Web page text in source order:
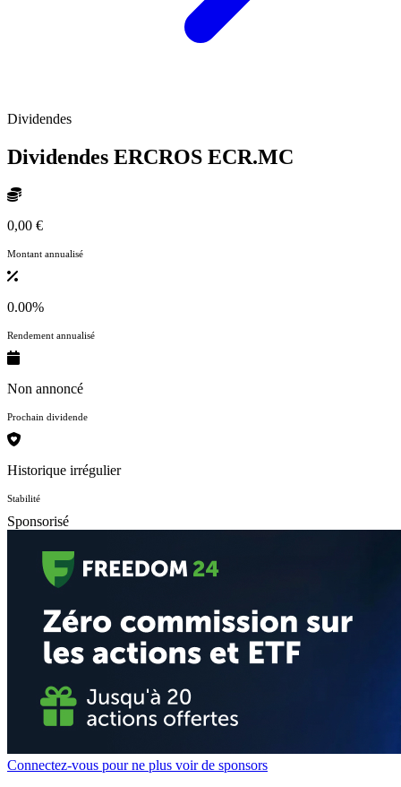
Dividendes
Dividendes ERCROS ECR.MC
0,00 €
Montant annualisé
0.00%
Rendement annualisé
Non annoncé
Prochain dividende
Historique irrégulier
Stabilité
Sponsorisé
Connectez-vous pour ne plus voir de sponsors